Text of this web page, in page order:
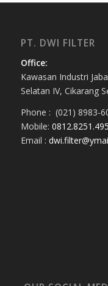
PT. DWI FILTER
Office:
Kawasan Industri
Selatan IV, Cikarang
Phone : (021) 8983-
Mobile:
Email :